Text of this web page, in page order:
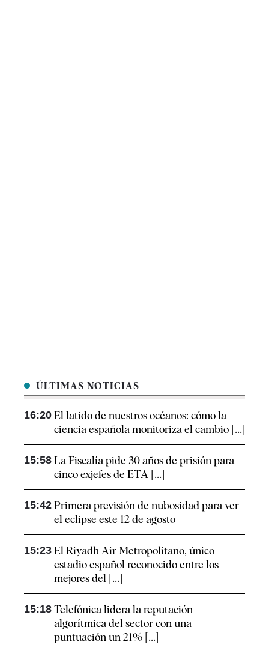
ÚLTIMAS NOTICIAS
16:20 El latido de nuestros océanos: cómo la
ciencia española monitoriza el cambio [...]
15:58 La Fiscalía pide 30 años de prisión para
cinco exjefes de ETA [...]
15:42 Primera previsión de nubosidad para ver
el eclipse este 12 de agosto
15:23 El Riyadh Air Metropolitano, único
estadio español reconocido entre los
mejores del [...]
15:18 Telefónica lidera la reputación
algorítmica del sector con una
puntuación un 21% [...]